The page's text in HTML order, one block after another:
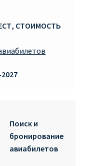
€15
€15
СТОИМОСТЬ
Поиск и
бронирование
авиабилетов